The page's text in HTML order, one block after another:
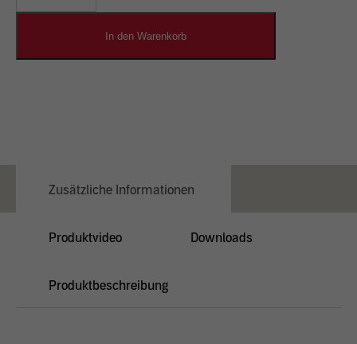
Menge
In den Warenkorb
Zusätzliche Informationen
Produktvideo Downloads
Produktbeschreibung